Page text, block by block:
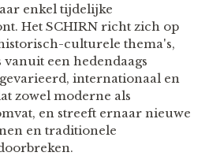
enkel tijdelijke
Het SCHIRN richt zich op
culturele thema's,
een hedendaags
internationaal en
zowel moderne als
en streeft ernaar nieuwe
en traditionele